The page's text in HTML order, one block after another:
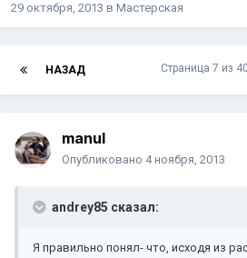
29 октября, 2013 в Мастерская
НАЗАД Страница 7 из 40
manul
Опубликовано 4 ноября, 2013
andrey85 сказал:
Я правильно понял- что, исходя из